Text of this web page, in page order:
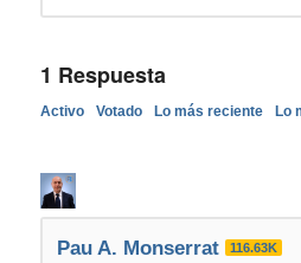
1 Respuesta
Activo Votado Lo más reciente Lo
Pau A. Monserrat 116.63K